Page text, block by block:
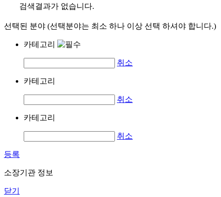
검색결과가 없습니다.
선택된 분야 (선택분야는 최소 하나 이상 선택 하셔야 합니다.)
카테고리
취소
카테고리
취소
카테고리
취소
등록
소장기관 정보
닫기